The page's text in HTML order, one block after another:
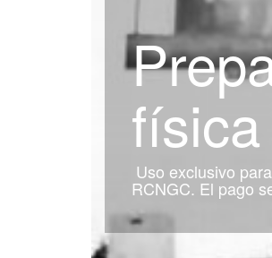
Uso exclusivo
RCNGC. El pago